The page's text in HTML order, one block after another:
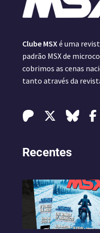
Clube MSX é uma
padrão MSX de
cobrimos as cenas
tanto através da
Recentes